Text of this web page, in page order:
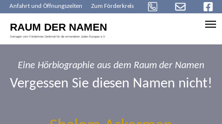
Anfahrt und Öffnungszeiten Zum Förderkreis
Eine Hörbiographie aus dem Raum der Namen
Vergessen Sie diesen Namen nicht!